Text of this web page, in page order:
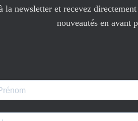
la newsletter et recevez
nouveautés en avant